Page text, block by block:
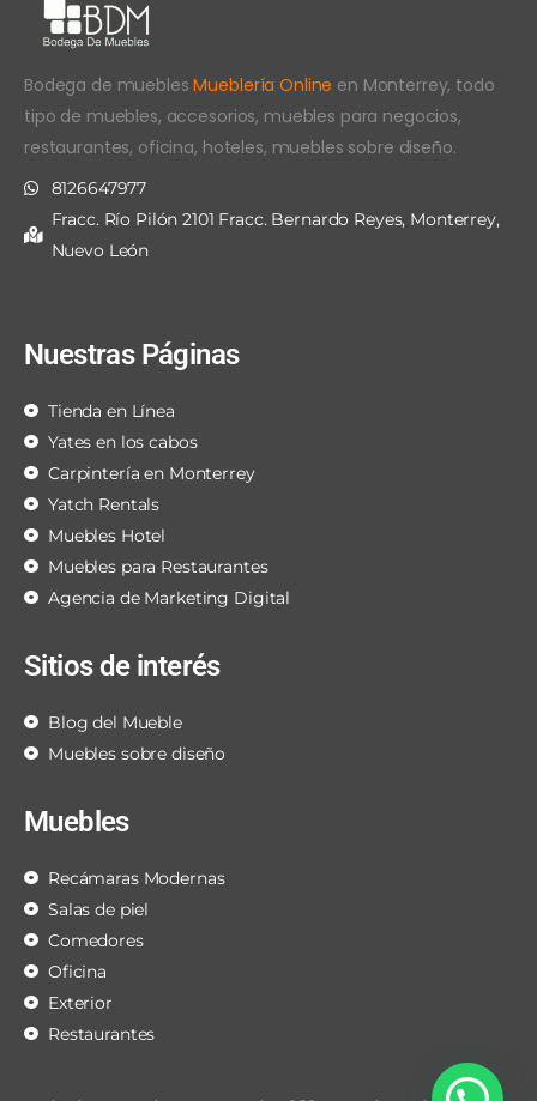
Bodega de mueblesMueblería Online en Monterrey, todo
tipo de muebles, accesorios, muebles para negocios,
restaurantes, oficina, hoteles, muebles sobre diseño.
8126647977
Fracc. Río Pilón 2101 Fracc. Bernardo Reyes, Monterrey,
Nuevo León
Nuestras Páginas
Tienda en Línea
Yates en los cabos
Carpintería en Monterrey
Yatch Rentals
Muebles Hotel
Muebles para Restaurantes
Agencia de Marketing Digital
Sitios de interés
Blog del Mueble
Muebles sobre diseño
Muebles
Recámaras Modernas
Salas de piel
Comedores
Oficina
Exterior
Restaurantes